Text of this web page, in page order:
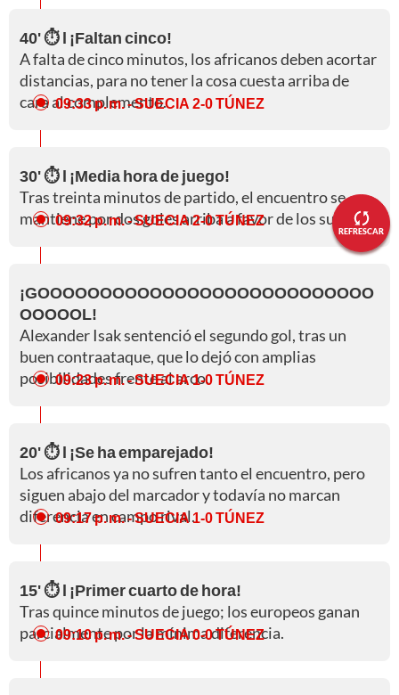
REFRESCAR
40' ⏱️ l ¡Faltan cinco!
A falta de cinco minutos, los africanos deben acortar
distancias, para no tener la cosa cuesta arriba de
cara al complemento.
09:33 p. m.- SUECIA 2-0 TÚNEZ
30' ⏱️ l ¡Media hora de juego!
Tras treinta minutos de partido, el encuentro se
mantiene por dos goles arriba a favor de los suecos.
09:32 p. m.- SUECIA 2-0 TÚNEZ
¡GOOOOOOOOOOOOOOOOOOOOOOOOOOO
OOOOOL!
Alexander Isak sentenció el segundo gol, tras un
buen contraataque, que lo dejó con amplias
posibilidades frente al arco.
09:23 p. m.- SUECIA 1-0 TÚNEZ
20' ⏱️ l ¡Se ha emparejado!
Los africanos ya no sufren tanto el encuentro, pero
siguen abajo del marcador y todavía no marcan
diferencia en campo rival.
09:17 p. m.- SUECIA 1-0 TÚNEZ
15' ⏱️ l ¡Primer cuarto de hora!
Tras quince minutos de juego; los europeos ganan
parcialmente por la mínima diferencia.
09:10 p. m.- SUECIA 0-0 TÚNEZ